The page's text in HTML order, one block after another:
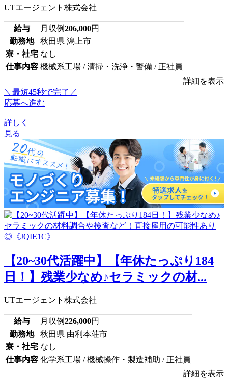
UTエージェント株式会社
給与 月収例206,000円
勤務地
秋田県 潟上市
寮・社宅 なし
仕事内容 機械系工場 / 清掃・洗浄・警備 / 正社員
詳細を表示
＼最短45秒で完了／
応募へ進む
詳しく
見る
【20~30代活躍中】【年休たっぷり184
日！】残業少なめ♪セラミックの材...
UTエージェント株式会社
給与 月収例226,000円
勤務地
秋田県 由利本荘市
寮・社宅 なし
仕事内容 化学系工場 / 機械操作・製造補助 / 正社員
詳細を表示